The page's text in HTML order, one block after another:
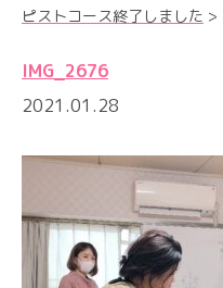
ピストコース終了しました >
IMG_2676
2021.01.28